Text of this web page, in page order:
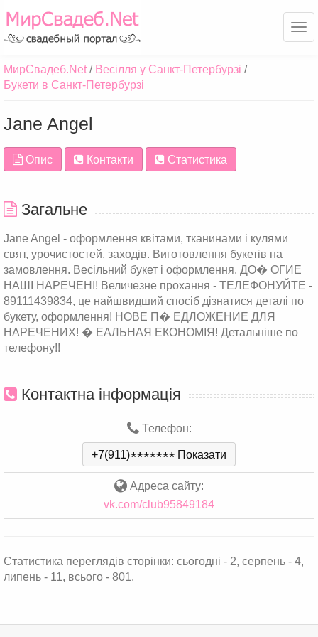
МирСвадеб.Net
Весілля у Санкт-Петербурзі
Букети в Санкт-Петербурзі
Jane Angel
Опис Контакти Статистика
Загальне
Jane Angel - оформлення квітами, тканинами і кулями
свят, урочистостей, заходів. Виготовлення букетів на
замовлення. Весільний букет і оформлення. ДО� ОГИЕ
НАШІ НАРЕЧЕНІ! Величезне прохання - ТЕЛЕФОНУЙТЕ -
89111439834, це найшвидший спосіб дізнатися деталі по
букету, оформлення! НОВЕ П� ЕДЛОЖЕНИЕ ДЛЯ
НАРЕЧЕНИХ! � ЕАЛЬНАЯ ЕКОНОМІЯ! Детальніше по
телефону!!
Контактна інформація
Телефон:
+7(911)******* Показати
Адреса сайту:
vk.com/club95849184
Статистика переглядів сторінки: сьогодні - 2, серпень - 4,
липень - 11, всього - 801.